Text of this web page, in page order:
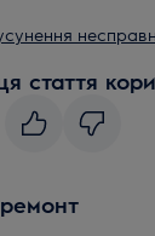
стаття